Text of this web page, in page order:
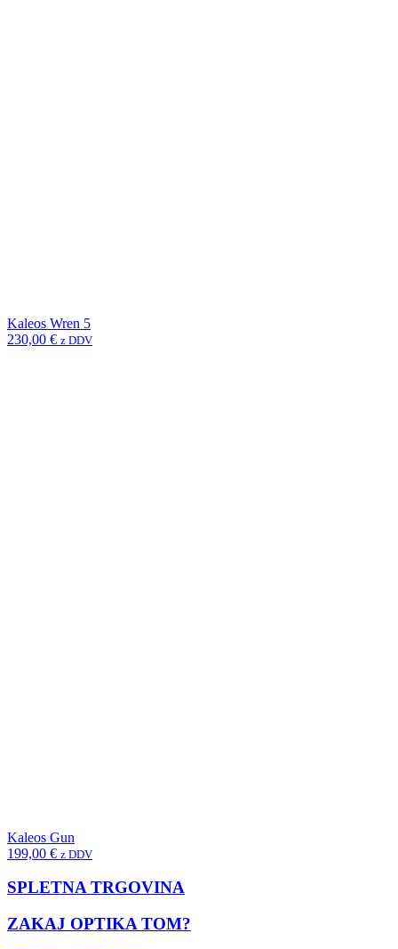
Kaleos Wren 5
230,00 € z DDV
Kaleos Gun
199,00 € z DDV
SPLETNA TRGOVINA
ZAKAJ OPTIKA TOM?